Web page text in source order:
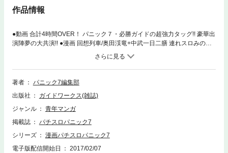
作品情報
●動画 合計4時間OVER！ パニック７・必勝ガイドの超強力タッグ!! 豪華出
演陣夢の大共演!! ●漫画 回想列車/奥田渓竜+中武一日二膳 連れスロみのり
酒/カワサキカオリ+河原みのり アドリブ王女/あかつきけいいち オレとカ
ノジョの恋愛フラグが1/4096の件/七瀬あゆむ 万枚くん/サマンサ三吉 圧勝
少年・改/ケツノ少年+戸田マサシン 他 ●コラム 夕暮れまりも 名波誠のパ
チスロ放浪記 ガチん娘 ハチャメチャ☆恋んでいず ＭＭＲの万枚革命 ※紙
ただけます。
著者
パニック7編集部
出版社
ガイドワークス(雑誌)
ジャンル
青年マンガ
掲載誌
パチスロパニック7
シリーズ
漫画パチスロパニック7
電子版配信開始日
2017/02/07